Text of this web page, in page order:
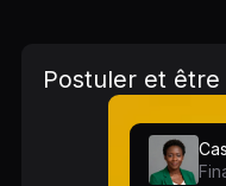
Postuler et